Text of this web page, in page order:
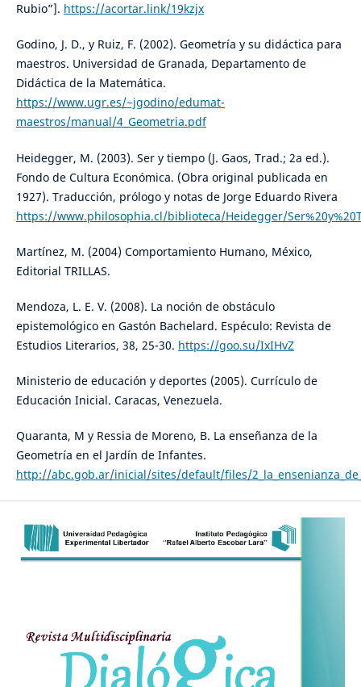
Rubio”]. https://acortar.link/19kzjx
Godino, J. D., y Ruiz, F. (2002). Geometría y su didáctica para
maestros. Universidad de Granada, Departamento de
Didáctica de la Matemática.
https://www.ugr.es/~jgodino/edumat-
maestros/manual/4_Geometria.pdf
Heidegger, M. (2003). Ser y tiempo (J. Gaos, Trad.; 2a ed.).
Fondo de Cultura Económica. (Obra original publicada en
1927). Traducción, prólogo y notas de Jorge Eduardo Rivera
https://www.philosophia.cl/biblioteca/Heidegger/
Martínez, M. (2004) Comportamiento Humano, México,
Editorial TRILLAS.
Mendoza, L. E. V. (2008). La noción de obstáculo
epistemológico en Gastón Bachelard. Espéculo: Revista de
Estudios Literarios, 38, 25-30. https://goo.su/IxIHvZ
Ministerio de educación y deportes (2005). Currículo de
Educación Inicial. Caracas, Venezuela.
Quaranta, M y Ressia de Moreno, B. La enseñanza de la
Geometría en el Jardín de Infantes.
http://abc.gob.ar/inicial/sites/default/files/